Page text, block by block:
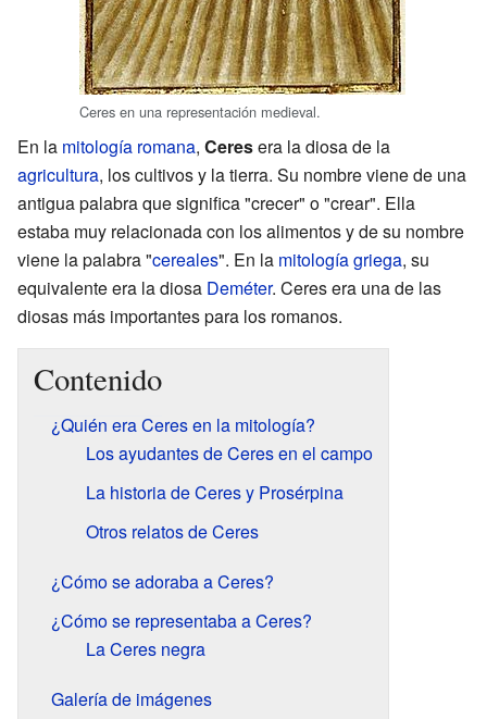
Ceres en una representación medieval.
En la mitología romana, Ceresera la diosa de la
agricultura, los cultivos y la tierra. Su nombre viene de una
antigua palabra que significa "crecer" o "crear". Ella
estaba muy relacionada con los alimentos y de su nombre
viene la palabra "cereales". En la mitología griega, su
equivalente era la diosa Deméter. Ceres era una de las
diosas más importantes para los romanos.
Contenido
¿Quién era Ceres en la mitología?
Los ayudantes de Ceres en el campo
La historia de Ceres y Prosérpina
Otros relatos de Ceres
¿Cómo se adoraba a Ceres?
¿Cómo se representaba a Ceres?
La Ceres negra
Galería de imágenes